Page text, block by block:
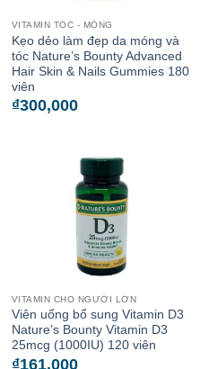
VITAMIN TÓC - MÓNG
Kẹo dẻo làm đẹp da móng và
tóc Nature’s Bounty Advanced
Hair Skin & Nails Gummies 180
viên
₫300,000
VITAMIN CHO NGƯỜI LỚN
Viên uống bổ sung Vitamin D3
Nature’s Bounty Vitamin D3
25mcg (1000IU) 120 viên
₫161,000